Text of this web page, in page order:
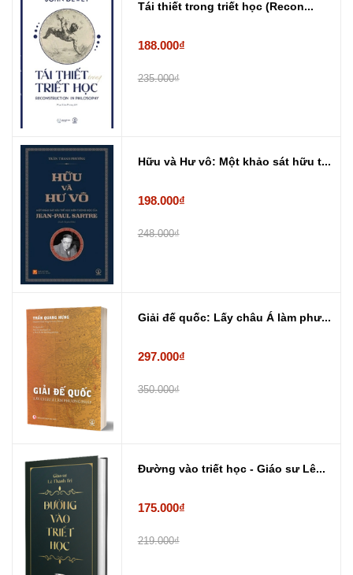
Tái thiết trong triết học (Recon...
188.000₫
235.000₫
Hữu và Hư vô: Một khảo sát hữu t...
198.000₫
248.000₫
Giải đế quốc: Lấy châu Á làm phư...
297.000₫
350.000₫
Đường vào triết học - Giáo sư Lê...
175.000₫
219.000₫